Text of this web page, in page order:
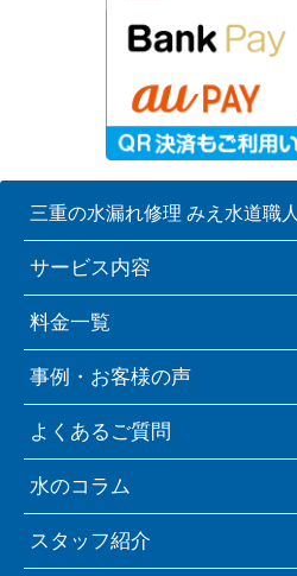
三重の水漏れ修理 みえ水道職人
サービス内容
料金一覧
事例・お客様の声
よくあるご質問
水のコラム
スタッフ紹介